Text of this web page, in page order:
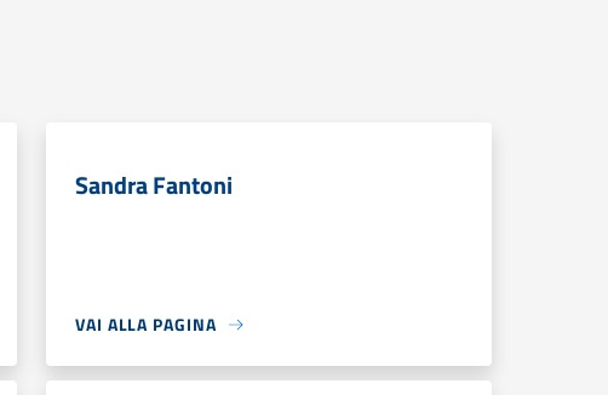
Sandra Fantoni
VAI ALLA PAGINA